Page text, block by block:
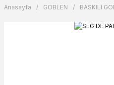
Anasayfa GOBLEN BASKILI